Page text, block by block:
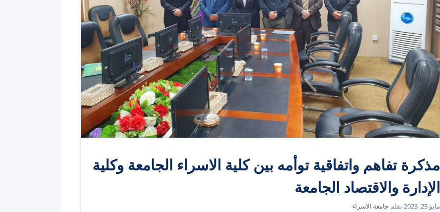
مذكرة تفاهم واتفاقية توأمه بين كلية الاسراء الجامعة وكلية
الإدارة والاقتصاد الجامعة
مايو 23, 2023 بقلم جامعة الاسراء